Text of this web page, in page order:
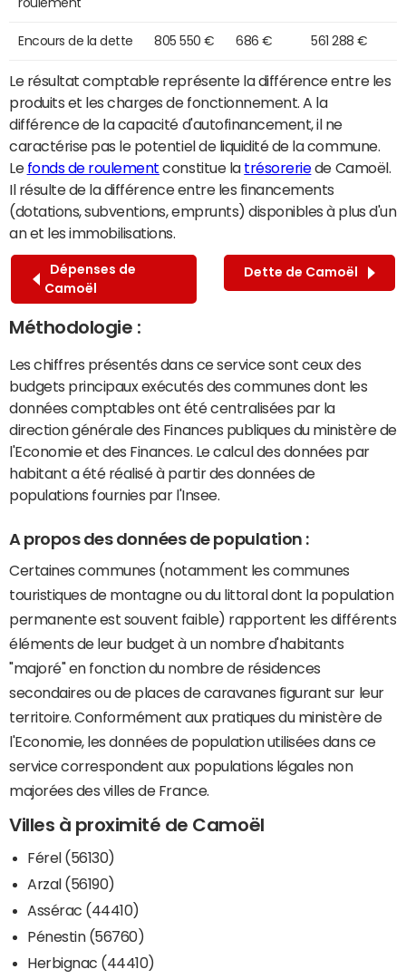
Encours de la dette 805 550 € 686 € 561 288 €
Le résultat comptable représente la différence entre les
produits et les charges de fonctionnement. A la
différence de la capacité d'autofinancement, il ne
caractérise pas le potentiel de liquidité de la commune.
Le fonds de roulement constitue la trésoreriede Camoël.
Il résulte de la différence entre les financements
(dotations, subventions, emprunts) disponibles à plus d'un
an et les immobilisations.
Dépenses de
Camoël
Dette de Camoël
Méthodologie :
Les chiffres présentés dans ce service sont ceux des
budgets principaux exécutés des communes dont les
données comptables ont été centralisées par la
direction générale des Finances publiques du ministère de
l'Economie et des Finances. Le calcul des données par
habitant a été réalisé à partir des données de
populations fournies par l'Insee.
A propos des données de population :
Certaines communes (notamment les communes
touristiques de montagne ou du littoral dont la population
permanente est souvent faible) rapportent les différents
éléments de leur budget à un nombre d'habitants
"majoré" en fonction du nombre de résidences
secondaires ou de places de caravanes figurant sur leur
territoire. Conformément aux pratiques du ministère de
l'Economie, les données de population utilisées dans ce
service correspondent aux populations légales non
majorées des villes de France.
Villes à proximité de Camoël
Férel (56130)
Arzal (56190)
Assérac (44410)
Pénestin (56760)
Herbignac (44410)